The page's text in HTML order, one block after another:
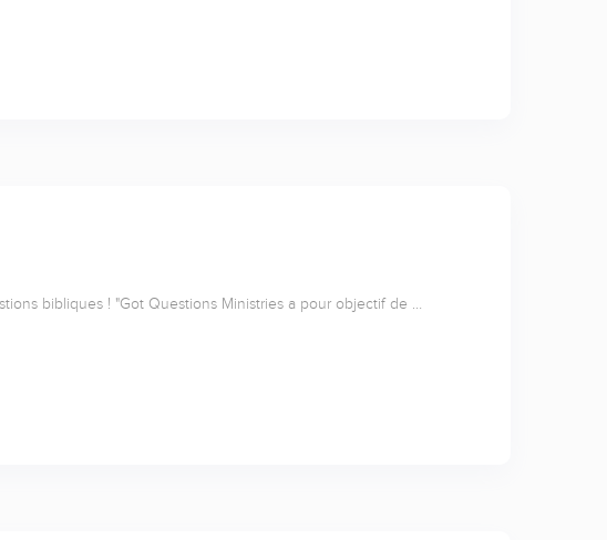
bibliques ! "Got Questions Ministries a pour objectif de …